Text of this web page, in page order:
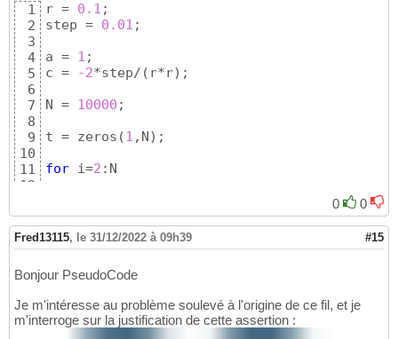
1
2
3
4
5
6
7
8
9
10
11
12
14
15
16
18
19
20
21
r = 0.1 ;
step = 0. 01 ;
a = 1 ;
c =
-2*step/ ( r*r) ;
N = 10000 ;
t = zeros (1 ,N) ;
for i=2 :N
    delta = b*b -
4*a*c;
    dt =
(-b + sqrt
end
p = [t.*r.*cos(t) ; t.*r.*sin(t)]
0 0
Fred13115, le 31/12/2022 à 09h39 #15
Bonjour PseudoCode
Je m'intéresse au problème soulevé à l'origine de ce fil, et je
m'interroge sur la justification de cette assertion :